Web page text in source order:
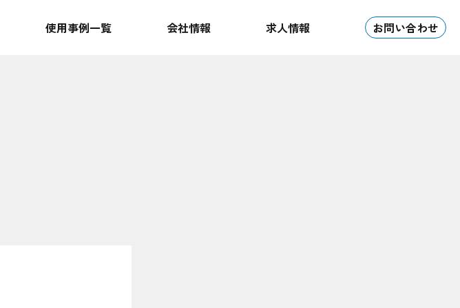
使用事例一覧 会社情報 求人情報 お問い合わせ